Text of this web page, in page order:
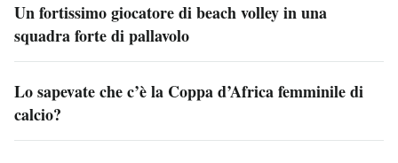
Un fortissimo giocatore di beach volley in una
squadra forte di pallavolo
Lo sapevate che c’è la Coppa d’Africa femminile di
calcio?